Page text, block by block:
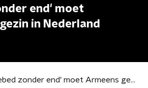
end' moet
in Nederland
'Gebed zonder end' moet Armeens gezin in Nederland houden